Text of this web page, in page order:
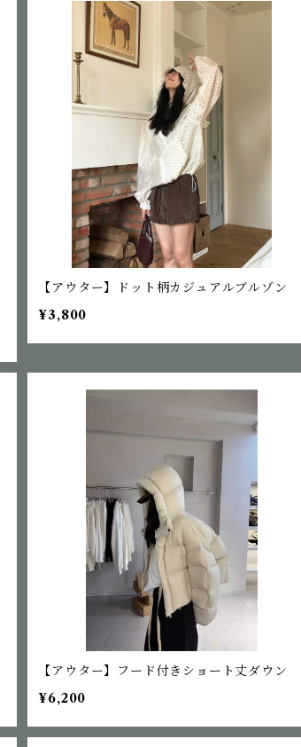
【アウター】ドット柄カジュアルブルゾン
¥3,800
【アウター】フード付きショート丈ダウン
¥6,200